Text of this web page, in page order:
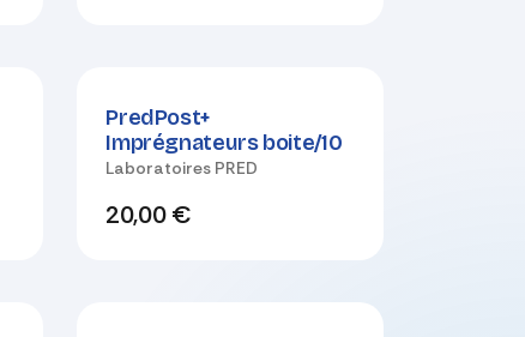
Nouveau !
PredPost+
Imprégnateurs boite/10
Laboratoires PRED
20,00€